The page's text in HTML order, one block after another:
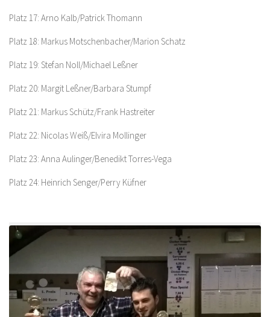
Platz 17: Arno Kalb/Patrick Thomann
Platz 18: Markus Motschenbacher/Marion Schatz
Platz 19: Stefan Noll/Michael Leßner
Platz 20: Margit Leßner/Barbara Stumpf
Platz 21: Markus Schütz/Frank Hastreiter
Platz 22: Nicolas Weiß/Elvira Mollinger
Platz 23: Anna Aulinger/Benedikt Torres-Vega
Platz 24: Heinrich Senger/Perry Küfner